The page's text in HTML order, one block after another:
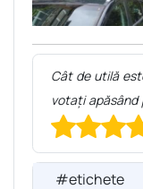
Cât de utilă
votați apăsând
#etichete